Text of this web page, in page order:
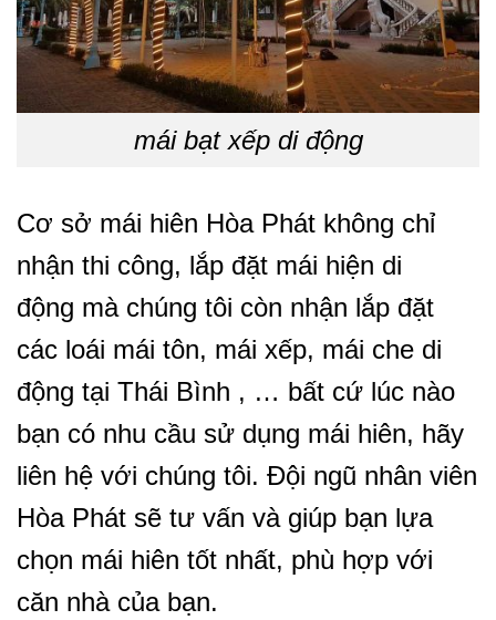
mái bạt xếp di động
Cơ sở mái hiên Hòa Phát không chỉ
nhận thi công, lắp đặt mái hiện di
động mà chúng tôi còn nhận lắp đặt
các loái mái tôn, mái xếp, mái che di
động tại Thái Bình , … bất cứ lúc nào
bạn có nhu cầu sử dụng mái hiên, hãy
liên hệ với chúng tôi. Đội ngũ nhân viên
Hòa Phát sẽ tư vấn và giúp bạn lựa
chọn mái hiên tốt nhất, phù hợp với
căn nhà của bạn.